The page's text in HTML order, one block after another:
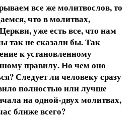
все же молитвослов, то
что в молитвах,
уже есть все, что нам
так не сказали бы. Так
к установленному
правилу. Но чем оно
Следует ли человеку сразу
полностью или лучше
на одной-двух молитвах,
ближе всего?